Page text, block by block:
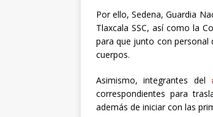
Por ello, Sedena, Guardia
Tlaxcala SSC, así como la
para que junto con personal
cuerpos.
Asimismo, integrantes del
correspondientes para
además de iniciar con las